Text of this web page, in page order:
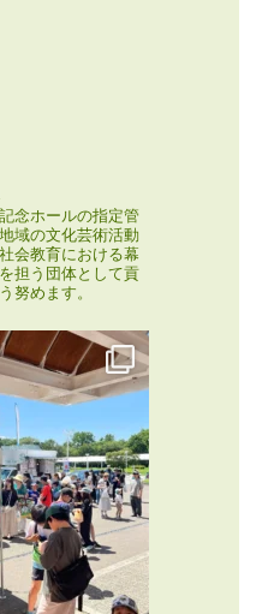
念ホールの指定管
域の文化芸術活動
会教育における幕
担う団体として貢
努めます。